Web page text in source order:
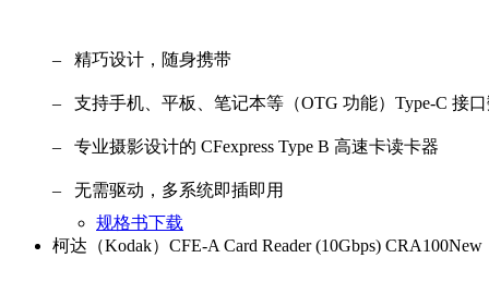
– 精巧设计，随身携带
– 支持手机、平板、笔记本等（OTG 功能）Type-C 接
– 专业摄影设计的 CFexpress Type B 高速卡读卡器
– 无需驱动，多系统即插即用
规格书下载
柯达（Kodak）CFE-A Card Reader (10Gbps) CRA100New